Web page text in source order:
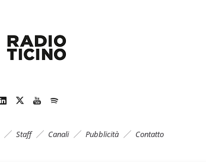
Staff Canali Pubblicità Contatto